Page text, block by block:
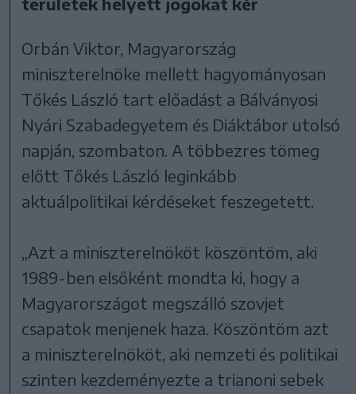
Orbán Viktor, Magyarország
miniszterelnöke mellett hagyományosan
Tőkés László tart előadást a Bálványosi
Nyári Szabadegyetem és Diáktábor utolsó
napján, szombaton. A többezres tömeg
előtt Tőkés László leginkább
aktuálpolitikai kérdéseket feszegetett.
„Azt a miniszterelnököt köszöntöm, aki
1989-ben elsőként mondta ki, hogy a
Magyarországot megszálló szovjet
csapatok menjenek haza. Köszöntöm azt
a miniszterelnököt, aki nemzeti és politikai
szinten kezdeményezte a trianoni sebek